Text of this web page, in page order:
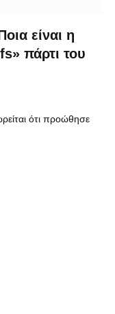
είναι η
πάρτι του
ότι προώθησε